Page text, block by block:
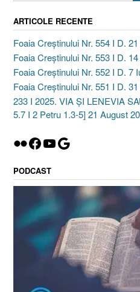
ARTICOLE RECENTE
Foaia Creștinului Nr. 554 I D.
Foaia Creștinului Nr. 553 I D.
Foaia Creștinului Nr. 552 I D. 7
Foaia Creștinului Nr. 551 I D.
233 I 2025. VIA ȘI LENEVIA
5.7 I 2 Petru 1.3-5] 21 August
Flickr
Facebook
YouTube
Google
PODCAST